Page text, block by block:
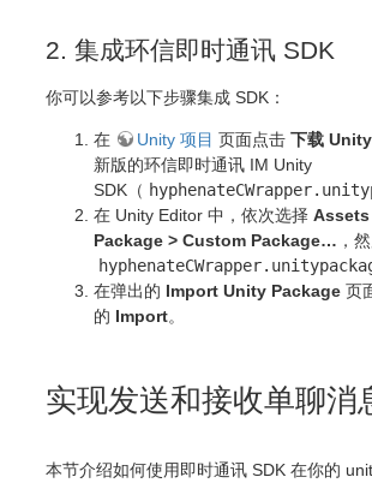
2. 集成环信即时通讯 SDK
你可以参考以下步骤集成 SDK：
在 Unity 项目 页面点击 下载
新版的环信即时通讯 IM Unity
SDK（
在 Unity Editor 中，依次选择
Package > Custom Package… ，
在弹出的 Import Unity Package 页
的 Import。
实现发送和接收单聊消
本节介绍如何使用即时通讯 SDK 在你的